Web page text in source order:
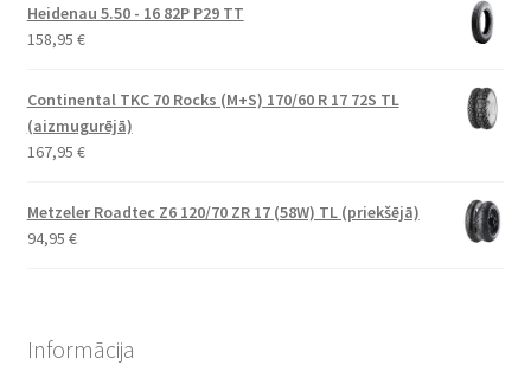
Heidenau 5.50 - 16 82P P29 TT
158,95 €
Continental TKC 70 Rocks (M+S) 170/60 R 17 72S TL
(aizmugurējā)
167,95 €
Metzeler Roadtec Z6 120/70 ZR 17 (58W) TL (priekšējā)
94,95 €
Informācija